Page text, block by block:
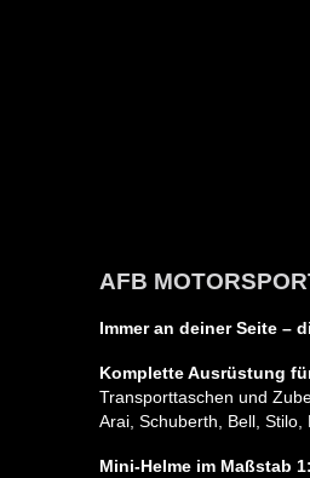
AFB
Immer an deiner Seite –
Komplette Ausrüstung
Transporttaschen und
Arai, Schuberth, Bell,
Mini-Helme im Maßstab